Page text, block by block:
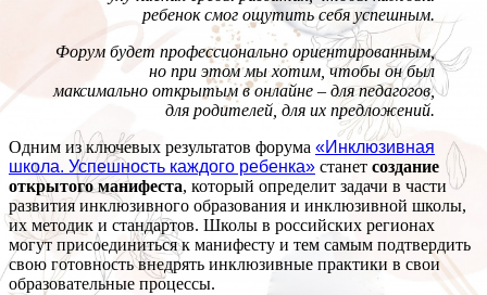
ребенок смог ощутить себя успешным.
Форум будет профессионально ориентированным,
но при этом мы хотим, чтобы он был
максимально открытым в онлайне – для педагогов,
для родителей, для их предложений.
Одним из ключевых результатов форума «Инклюзивная
школа. Успешность каждого ребенка» станет создание
открытого манифеста, который определит задачи в части
развития инклюзивного образования и инклюзивной школы,
их методик и стандартов. Школы в российских регионах
могут присоединиться к манифесту и тем самым подтвердить
свою готовность внедрять инклюзивные практики в свои
образовательные процессы.